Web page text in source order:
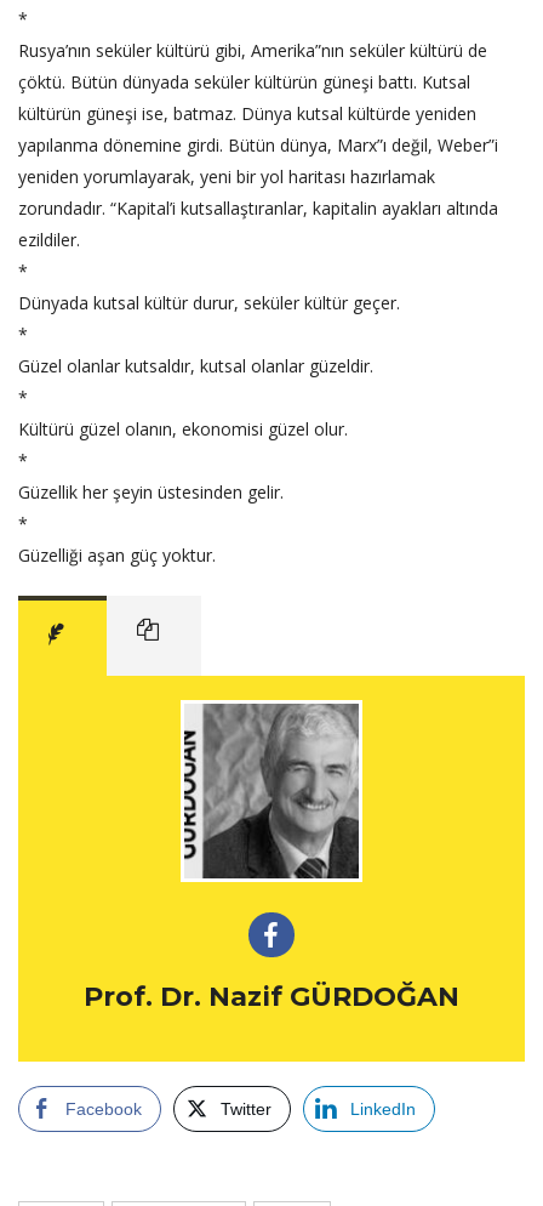
*
Rusya’nın seküler kültürü gibi, Amerika”nın seküler kültürü de
çöktü. Bütün dünyada seküler kültürün güneşi battı. Kutsal
kültürün güneşi ise, batmaz. Dünya kutsal kültürde yeniden
yapılanma dönemine girdi. Bütün dünya, Marx”ı değil, Weber”i
yeniden yorumlayarak, yeni bir yol haritası hazırlamak
zorundadır. “Kapital’i kutsallaştıranlar, kapitalin ayakları altında
ezildiler.
*
Dünyada kutsal kültür durur, seküler kültür geçer.
*
Güzel olanlar kutsaldır, kutsal olanlar güzeldir.
*
Kültürü güzel olanın, ekonomisi güzel olur.
*
Güzellik her şeyin üstesinden gelir.
*
Güzelliği aşan güç yoktur.
Prof. Dr. Nazif GÜRDOĞAN
Facebook Twitter LinkedIn